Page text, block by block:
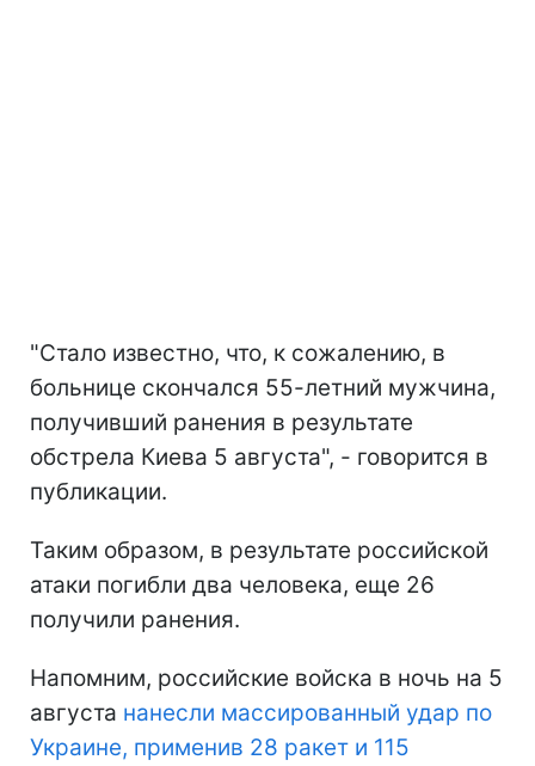
"Стало известно, что, к сожалению, в
больнице скончался 55-летний мужчина,
получивший ранения в результате
обстрела Киева 5 августа", - говорится в
публикации.
Таким образом, в результате российской
атаки погибли два человека, еще 26
получили ранения.
Напомним, российские войска в ночь на 5
августа нанесли массированный удар по
Украине, применив 28 ракет и 115